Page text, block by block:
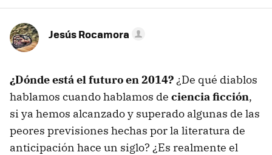
Jesús Rocamora
¿Dónde está el futuro en 2014?¿De qué diablos
hablamos cuando hablamos de ciencia ficción,
si ya hemos alcanzado y superado algunas de las
peores previsiones hechas por la literatura de
anticipación hace un siglo? ¿Es realmente el